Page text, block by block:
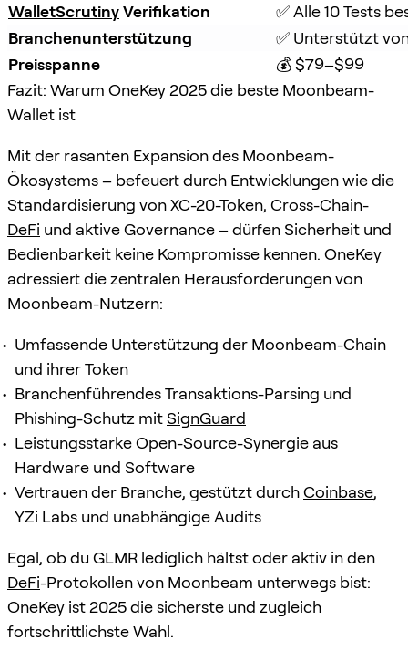
WalletScrutiny Verifikation
✅ Alle 10 Tests
Branchenunterstützung
✅ Unterstützt
Preisspanne
💰 $79–$99
Fazit: Warum OneKey 2025 die beste Moonbeam-
Wallet ist
Mit der rasanten Expansion des Moonbeam-
Ökosystems – befeuert durch Entwicklungen wie die
Standardisierung von XC-20-Token, Cross-Chain-
DeFi und aktive Governance – dürfen Sicherheit und
Bedienbarkeit keine Kompromisse kennen. OneKey
adressiert die zentralen Herausforderungen von
Moonbeam-Nutzern:
Umfassende Unterstützung der Moonbeam-Chain
und ihrer Token
Branchenführendes Transaktions-Parsing und
Phishing-Schutz mitSignGuard
Leistungsstarke Open-Source-Synergie aus
Hardware und Software
Vertrauen der Branche, gestützt durchCoinbase,
YZi Labs und unabhängige Audits
Egal, ob du GLMR lediglich hältst oder aktiv in den
DeFi-Protokollen von Moonbeam unterwegs bist:
OneKey ist 2025 die sicherste und zugleich
fortschrittlichste Wahl.